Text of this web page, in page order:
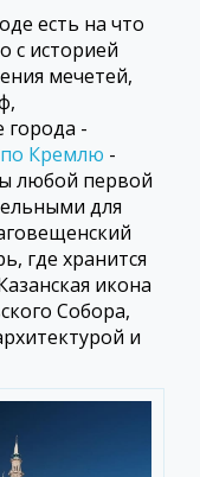
есть на что
с историей
мечетей,
города -
по Кремлю -
любой первой
для
где хранится
икона
Собора,
и